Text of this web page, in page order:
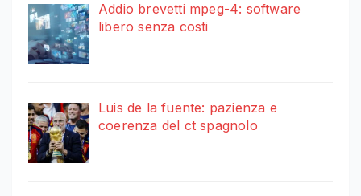
Addio brevetti mpeg-4: software
libero senza costi
Luis de la fuente: pazienza e
coerenza del ct spagnolo